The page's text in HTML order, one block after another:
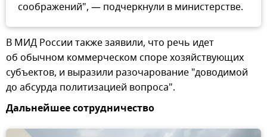
соображений", — подчеркнули в министерстве.
В МИД России также заявили, что речь идет
об обычном коммерческом споре хозяйствующих
субъектов, и выразили разочарование "доводимой
до абсурда политизацией вопроса".
Дальнейшее сотрудничество